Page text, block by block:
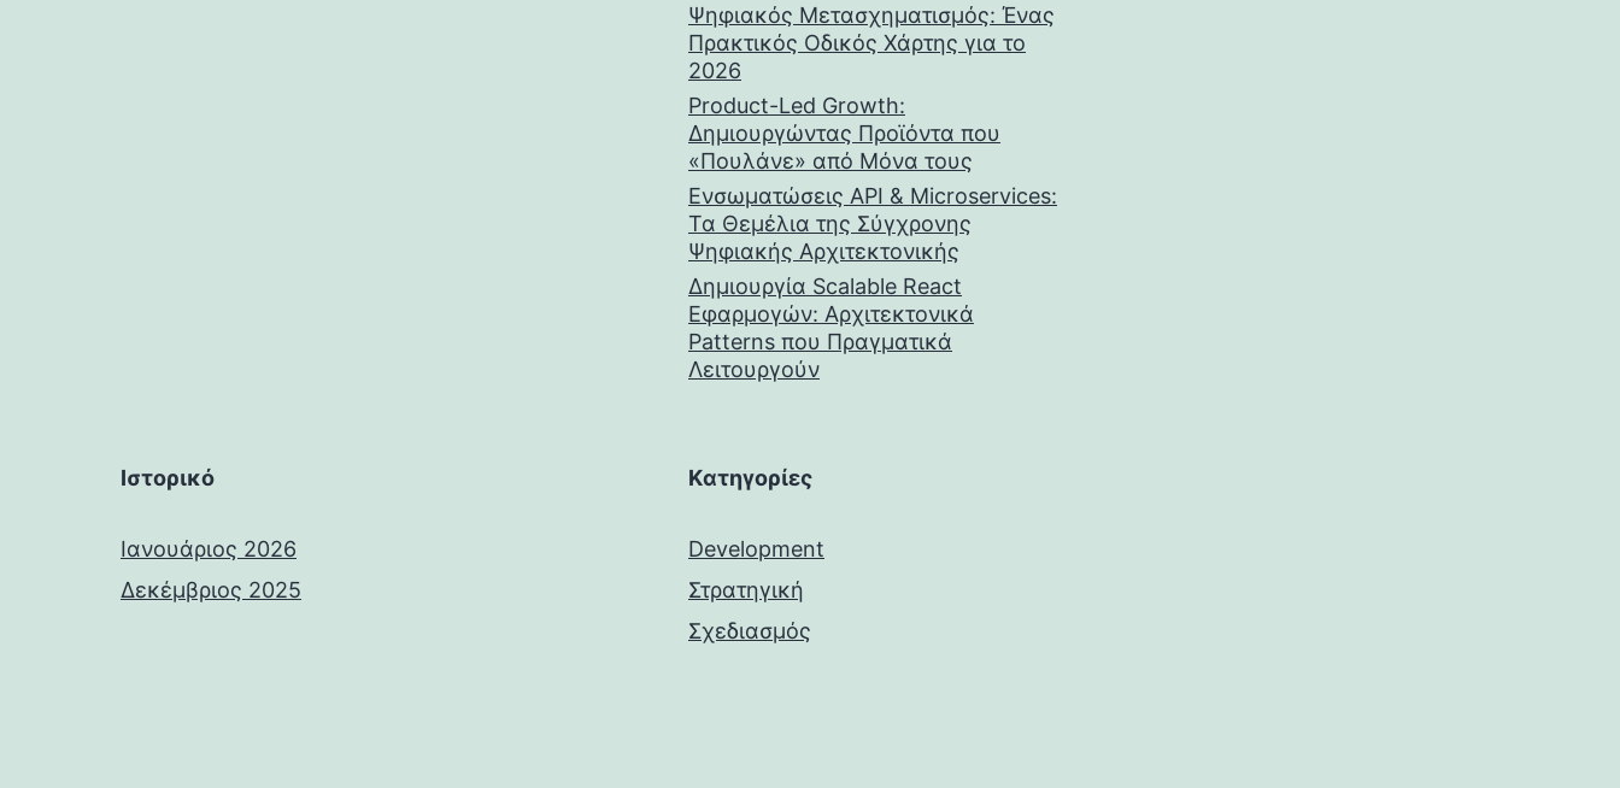
Ψηφιακός Μετασχηματισμός: Ένας
Πρακτικός Οδικός Χάρτης για το
2026
Product-Led Growth:
Δημιουργώντας Προϊόντα που
«Πουλάνε» από Μόνα τους
Ενσωματώσεις API & Microservices:
Τα Θεμέλια της Σύγχρονης
Ψηφιακής Αρχιτεκτονικής
Δημιουργία Scalable React
Εφαρμογών: Αρχιτεκτονικά
Patterns που Πραγματικά
Λειτουργούν
Ιστορικό
Ιανουάριος 2026
Δεκέμβριος 2025
Kατηγορίες
Development
Στρατηγική
Σχεδιασμός